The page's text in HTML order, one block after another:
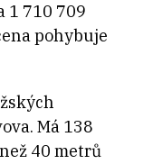
1 710 709
pohybuje
Má 138
40 metrů